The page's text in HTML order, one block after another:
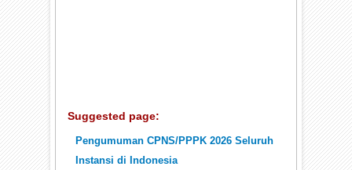
Suggested page:
Pengumuman CPNS/PPPK 2026 Seluruh
Instansi di Indonesia